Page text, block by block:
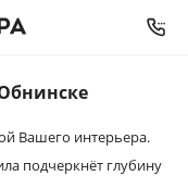
Вашего интерьера.
подчеркнёт глубину